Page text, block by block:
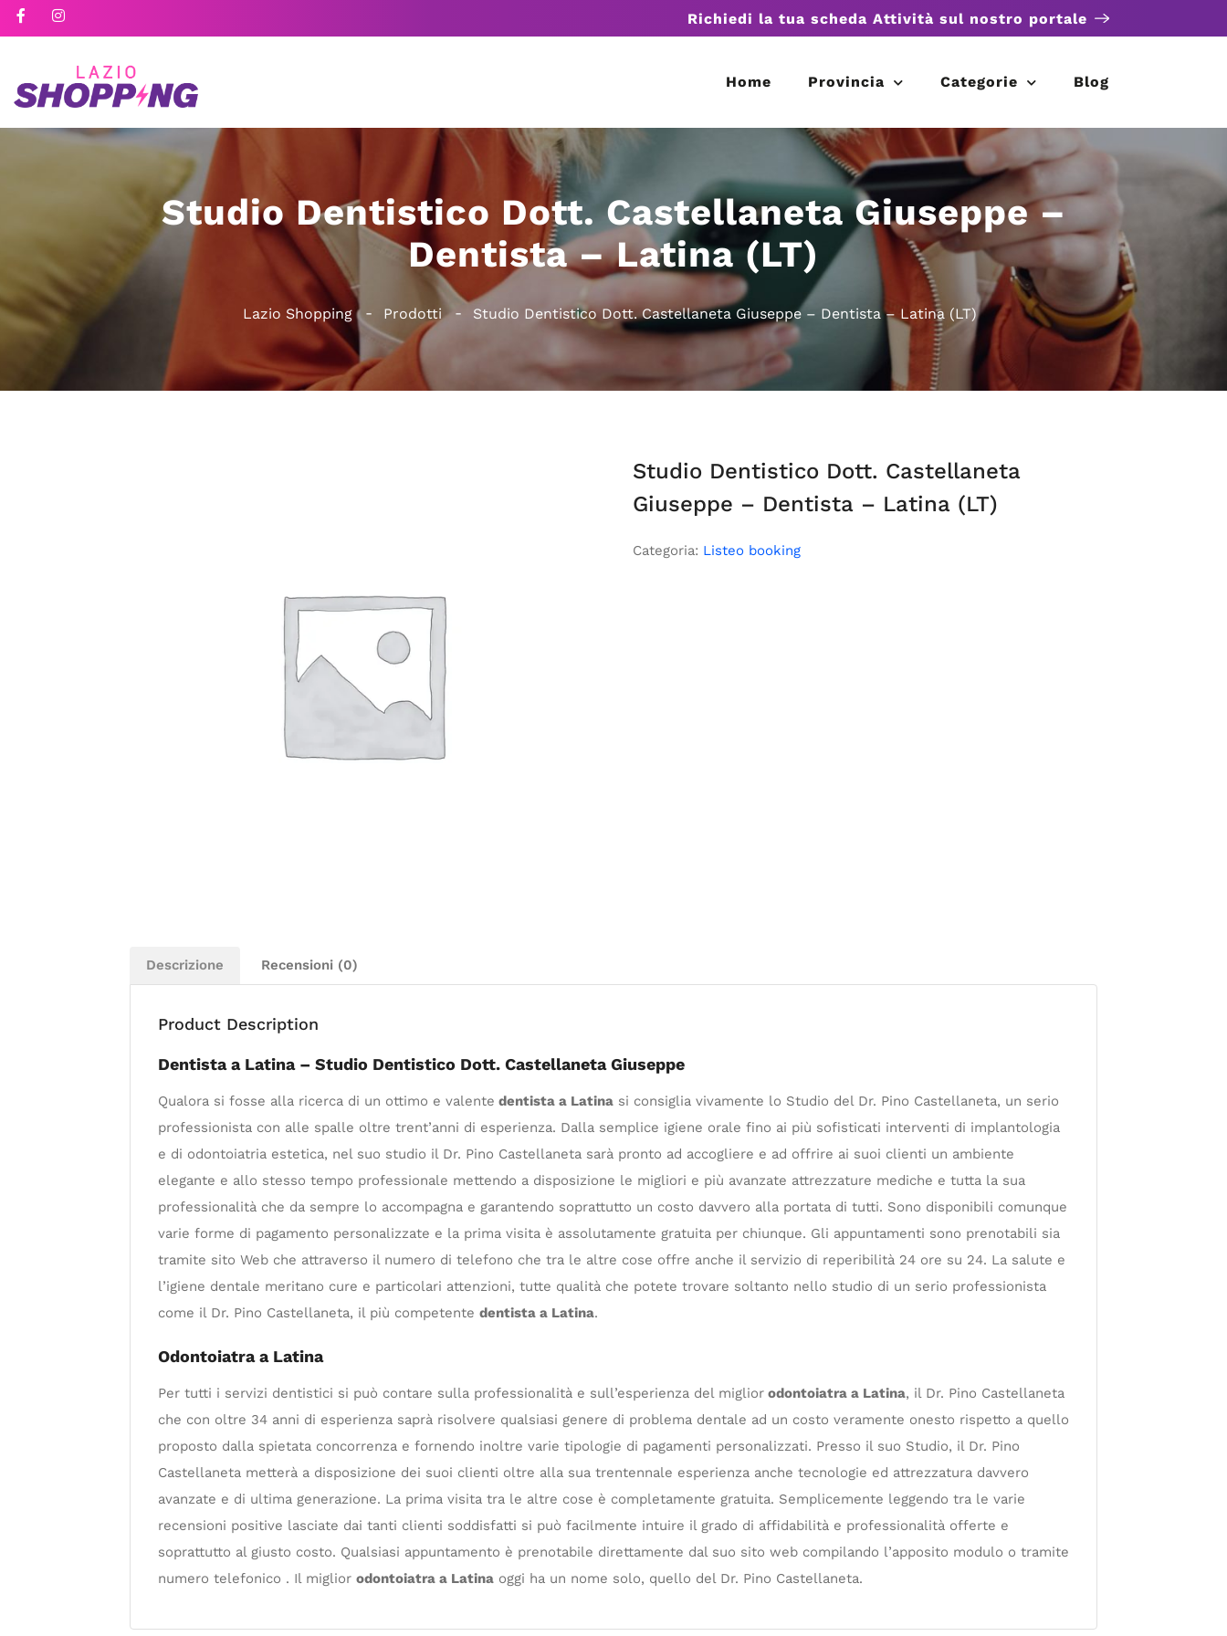
Richiedi la tua scheda Attività sul nostro portale
Home Provincia Categorie Blog
Studio Dentistico Dott. Castellaneta Giuseppe –
Dentista – Latina (LT)
Lazio Shopping Prodotti Studio Dentistico Dott. Castellaneta Giuseppe – Dentista – Latina (LT)
Studio Dentistico Dott. Castellaneta
Giuseppe – Dentista – Latina (LT)
Categoria: Listeo booking
Descrizione Recensioni (0)
Product Description
Dentista a Latina – Studio Dentistico Dott. Castellaneta Giuseppe
Qualora si fosse alla ricerca di un ottimo e valente dentista a Latina si consiglia vivamente lo Studio del Dr. Pino Castellaneta, un serio
professionista con alle spalle oltre trent’anni di esperienza. Dalla semplice igiene orale fino ai più sofisticati interventi di implantologia
e di odontoiatria estetica, nel suo studio il Dr. Pino Castellaneta sarà pronto ad accogliere e ad offrire ai suoi clienti un ambiente
elegante e allo stesso tempo professionale mettendo a disposizione le migliori e più avanzate attrezzature mediche e tutta la sua
professionalità che da sempre lo accompagna e garantendo soprattutto un costo davvero alla portata di tutti. Sono disponibili comunque
varie forme di pagamento personalizzate e la prima visita è assolutamente gratuita per chiunque. Gli appuntamenti sono prenotabili sia
tramite sito Web che attraverso il numero di telefono che tra le altre cose offre anche il servizio di reperibilità 24 ore su 24. La salute e
l’igiene dentale meritano cure e particolari attenzioni, tutte qualità che potete trovare soltanto nello studio di un serio professionista
come il Dr. Pino Castellaneta, il più competente dentista a Latina.
Odontoiatra a Latina
Per tutti i servizi dentistici si può contare sulla professionalità e sull’esperienza del miglior odontoiatra a Latina, il Dr. Pino Castellaneta
che con oltre 34 anni di esperienza saprà risolvere qualsiasi genere di problema dentale ad un costo veramente onesto rispetto a quello
proposto dalla spietata concorrenza e fornendo inoltre varie tipologie di pagamenti personalizzati. Presso il suo Studio, il Dr. Pino
Castellaneta metterà a disposizione dei suoi clienti oltre alla sua trentennale esperienza anche tecnologie ed attrezzatura davvero
avanzate e di ultima generazione. La prima visita tra le altre cose è completamente gratuita. Semplicemente leggendo tra le varie
recensioni positive lasciate dai tanti clienti soddisfatti si può facilmente intuire il grado di affidabilità e professionalità offerte e
soprattutto al giusto costo. Qualsiasi appuntamento è prenotabile direttamente dal suo sito web compilando l’apposito modulo o tramite
numero telefonico . Il miglior odontoiatra a Latina oggi ha un nome solo, quello del Dr. Pino Castellaneta.